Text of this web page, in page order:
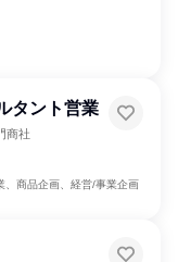
タント営業
商社
、商品企画、経営/事業企画